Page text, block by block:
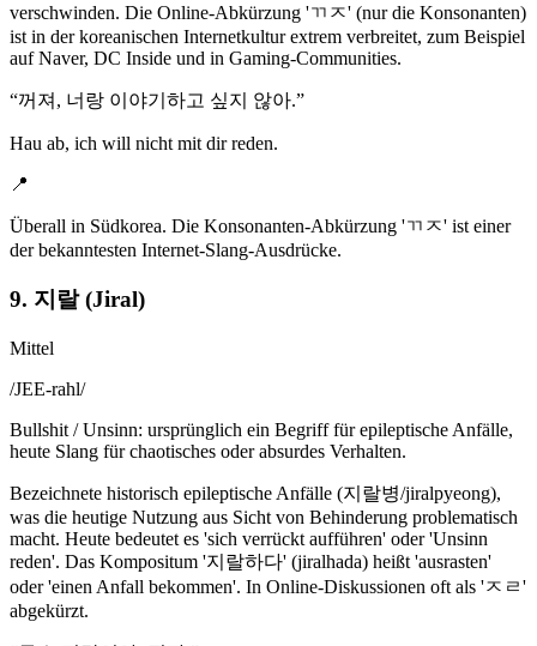
verschwinden. Die Online-Abkürzung 'ㄲㅈ' (nur die Konsonanten)
ist in der koreanischen Internetkultur extrem verbreitet, zum Beispiel
auf Naver, DC Inside und in Gaming-Communities.
“꺼져, 너랑 이야기하고 싶지 않아.”
Hau ab, ich will nicht mit dir reden.
📍
Überall in Südkorea. Die Konsonanten-Abkürzung 'ㄲㅈ' ist einer
der bekanntesten Internet-Slang-Ausdrücke.
9. 지랄 (Jiral)
Mittel
/JEE-rahl/
Bullshit / Unsinn: ursprünglich ein Begriff für epileptische Anfälle,
heute Slang für chaotisches oder absurdes Verhalten.
Bezeichnete historisch epileptische Anfälle (지랄병/jiralpyeong),
was die heutige Nutzung aus Sicht von Behinderung problematisch
macht. Heute bedeutet es 'sich verrückt aufführen' oder 'Unsinn
reden'. Das Kompositum '지랄하다' (jiralhada) heißt 'ausrasten'
oder 'einen Anfall bekommen'. In Online-Diskussionen oft als 'ㅈㄹ'
abgekürzt.